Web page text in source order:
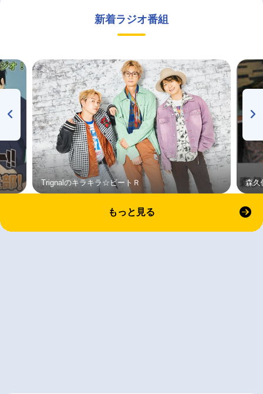
新着ラジオ番組
Trignalのキラキラ☆ビートＲ 森久
もっと見る